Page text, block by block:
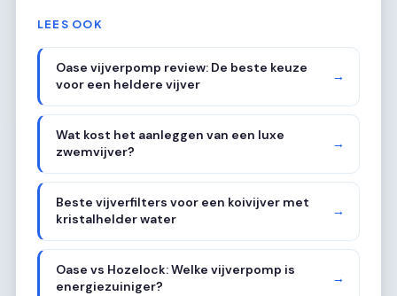
LEES OOK
Oase vijverpomp review: De beste keuze
voor een heldere vijver
→
Wat kost het aanleggen van een luxe
zwemvijver?
→
Beste vijverfilters voor een koivijver met
kristalhelder water
→
Oase vs Hozelock: Welke vijverpomp is
energiezuiniger?
→